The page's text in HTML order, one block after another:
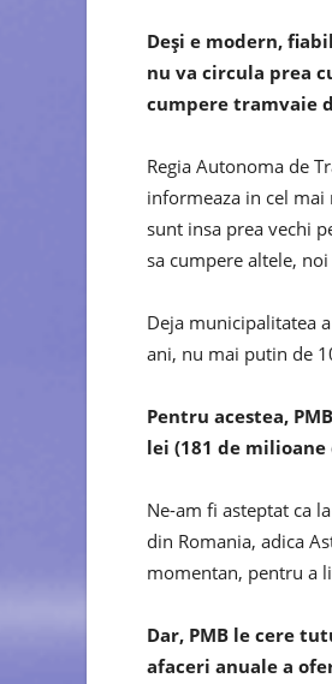
Deși e modern,
nu va circula prea
cumpere tramvaie
Regia Autonoma de
informeaza in cel
sunt insa prea vechi
sa cumpere altele,
Deja municipalitatea
ani, nu mai putin de
Pentru acestea,
lei (181 de milioane
Ne-am fi asteptat ca
din Romania, adica
momentan, pentru a
Dar, PMB le cere
afaceri anuale a